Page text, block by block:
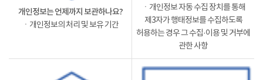
개인정보는 언제까지 보관하나요?
ㆍ개인정보의 처리 및 보유 기간
ㆍ개인정보 자동 수집 장치를 통해
제3자가 행태정보를 수집하도록
허용하는 경우 그 수집·이용 및 거부에
관한 사항